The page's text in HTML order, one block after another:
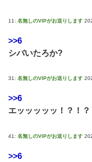
11: 名無しのVIPがお送りします
>>6
シバいたろか?
31: 名無しのVIPがお送りします
>>6
エッッッッッ！？！？
41: 名無しのVIPがお送りします
>>6